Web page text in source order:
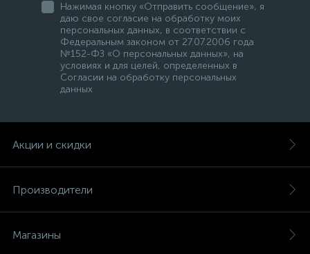
Нажимая кнопку «Отправить сообщение», я
даю свое согласие на обработку моих
персональных данных, в соответствии с
Федеральным законом от 27.07.2006 года
№152-ФЗ «О персональных данных», на
условиях и для целей, определенных в
Согласии на обработку персональных
данных
Акции и скидки
Производители
Магазины